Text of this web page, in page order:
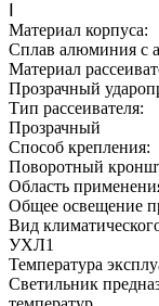
Материал корпуса:
Сплав алюминия с
Материал
Прозрачный
Тип рассеивателя:
Прозрачный
Способ крепления:
Поворотный
Область
Общее освещение
Вид
УХЛ1
Температура
Светильник